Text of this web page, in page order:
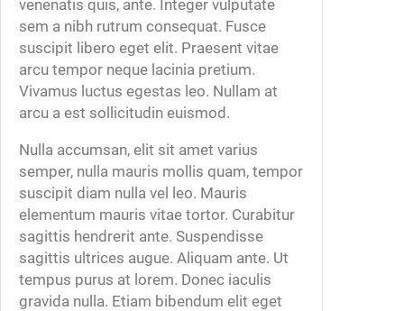
venenatis quis, ante. Integer vulputate
sem a nibh rutrum consequat. Fusce
suscipit libero eget elit. Praesent vitae
arcu tempor neque lacinia pretium.
Vivamus luctus egestas leo. Nullam at
arcu a est sollicitudin euismod.
Nulla accumsan, elit sit amet varius
semper, nulla mauris mollis quam, tempor
suscipit diam nulla vel leo. Mauris
elementum mauris vitae tortor. Curabitur
sagittis hendrerit ante. Suspendisse
sagittis ultrices augue. Aliquam ante. Ut
tempus purus at lorem. Donec iaculis
gravida nulla. Etiam bibendum elit eget